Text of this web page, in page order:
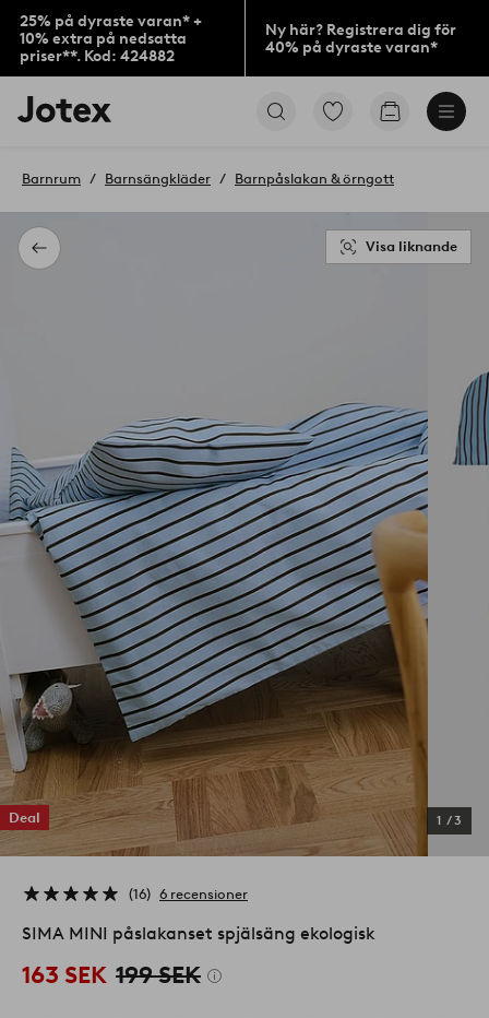
25% på dyraste varan* +
10% extra på nedsatta
priser**. Kod: 424882
Ny här? Registrera dig för
40% på dyraste varan*
Jotex
logotyp
till
Gå
produkter
Gå
Tillbaka
Barnrum Barnsängkläder Barnpåslakan & örngott
Deal 1 /3
Visa liknande
16 6 recensioner
SIMA MINI påslakanset spjälsäng ekologisk
163 SEK 199 SEK